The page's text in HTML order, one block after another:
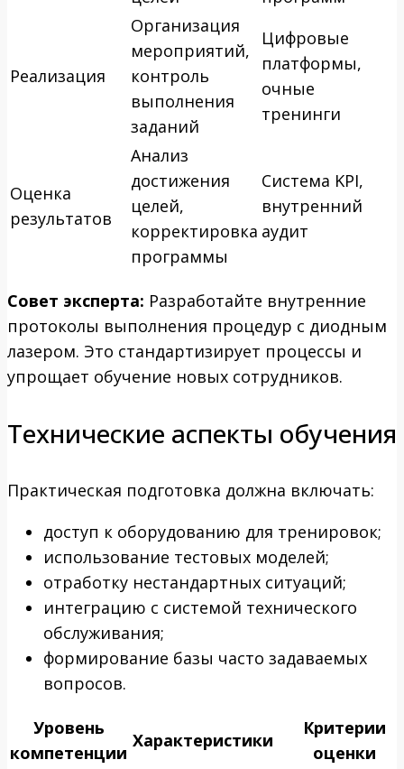
Реализация
Организация
мероприятий,
контроль
выполнения
заданий
Цифровые
платформы,
очные
тренинги
Оценка
результатов
Анализ
достижения
целей,
корректировка
программы
Система KPI,
внутренний
аудит
Совет эксперта: Разработайте внутренние
протоколы выполнения процедур с диодным
лазером. Это стандартизирует процессы и
упрощает обучение новых сотрудников.
Технические аспекты обучения
Практическая подготовка должна включать:
доступ к оборудованию для тренировок;
использование тестовых моделей;
отработку нестандартных ситуаций;
интеграцию с системой технического
обслуживания;
формирование базы часто задаваемых
вопросов.
Уровень
компетенции
Характеристики
Критерии
оценки